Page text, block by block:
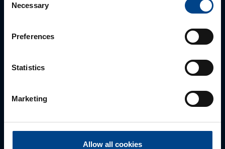
Selection
Necessary
Preferences
Statistics
Marketing
Allow all cookies
Jussi Pernaa
+358 50 596 7006
jussi.pernaa@utu.eu